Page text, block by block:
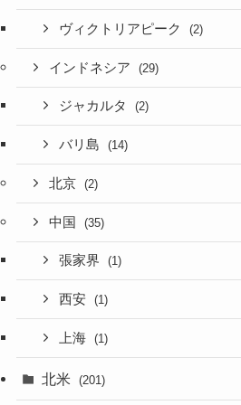
ヴィクトリアピーク (2)
インドネシア (29)
ジャカルタ (2)
バリ島 (14)
北京 (2)
中国 (35)
張家界 (1)
西安 (1)
上海 (1)
北米 (201)